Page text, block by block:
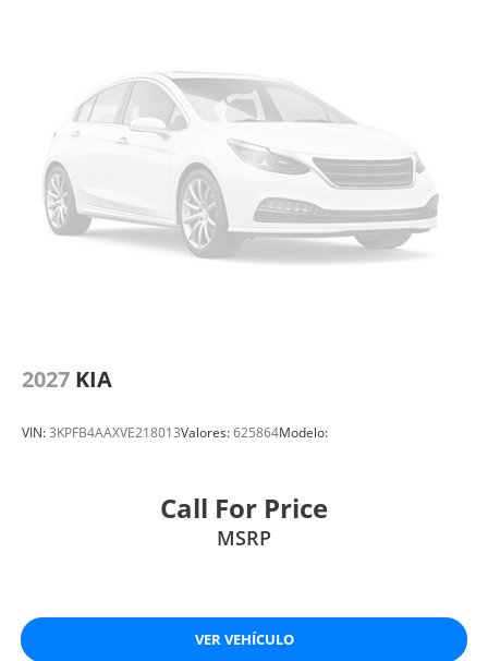
2027 KIA
VIN:3KPFB4AAXVE218013Valores:625864Modelo:
Call For Price
MSRP
VER VEHÍCULO